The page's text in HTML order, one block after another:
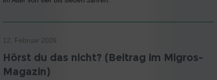
12. Februar 2026
Hörst du das nicht? (Beitrag im Migros-
Magazin)